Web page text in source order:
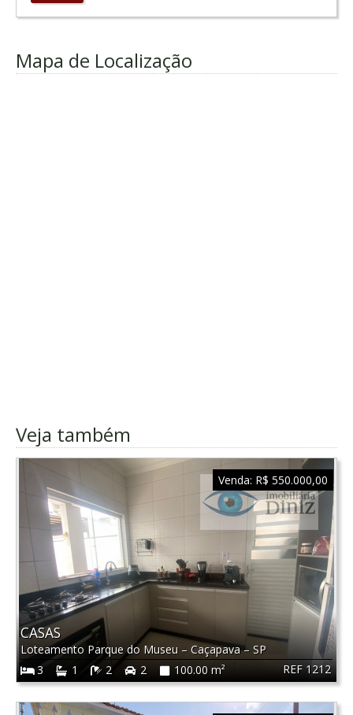
Mapa de Localização
Veja também
REF 1212
CASAS
Loteamento Parque do Museu – Caçapava– SP
3
1 2 2 100.00 m²
Venda: R$ 550.000,00